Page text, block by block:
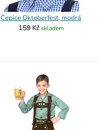
Čepice Oktoberfest, modrá
159 Kč skladem